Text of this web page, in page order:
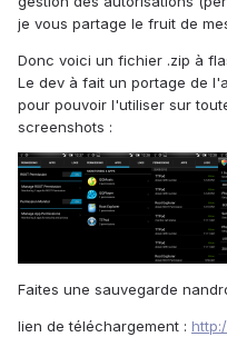
je vous partage le fruit de
Donc voici un fichier .zip à
Le dev à fait un portage de
pour pouvoir l'utiliser sur
screenshots :
Faites une sauvegarde
lien de téléchargement :